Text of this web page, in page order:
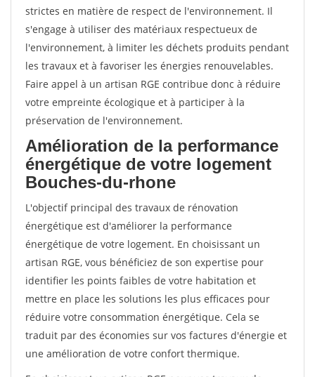
strictes en matière de respect de l'environnement. Il
s'engage à utiliser des matériaux respectueux de
l'environnement, à limiter les déchets produits pendant
les travaux et à favoriser les énergies renouvelables.
Faire appel à un artisan RGE contribue donc à réduire
votre empreinte écologique et à participer à la
préservation de l'environnement.
Amélioration de la performance
énergétique de votre logement
Bouches-du-rhone
L'objectif principal des travaux de rénovation
énergétique est d'améliorer la performance
énergétique de votre logement. En choisissant un
artisan RGE, vous bénéficiez de son expertise pour
identifier les points faibles de votre habitation et
mettre en place les solutions les plus efficaces pour
réduire votre consommation énergétique. Cela se
traduit par des économies sur vos factures d'énergie et
une amélioration de votre confort thermique.